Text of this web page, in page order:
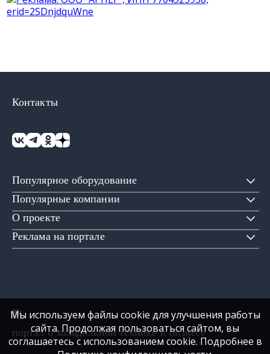
Популярное оборудование
Популярные компании
О проекте
Реклама на портале
Контакты
портал о холодильной технике и бизнесе
Мы используем файлы cookie для улучшения работы
сайта. Продолжая пользоваться сайтом, вы
соглашаетесь с использованием cookie. Подробнее в